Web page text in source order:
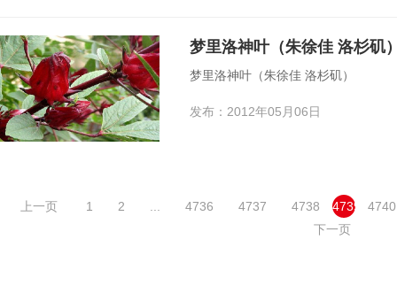
梦里洛神叶（朱徐佳 洛杉矶
梦里洛神叶（朱徐佳 洛杉矶）
发布：2012年05月06日
上一页 1 2 4736 4737 4738 4739
4740
下一页